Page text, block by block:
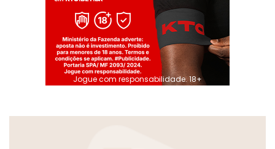
Jogue com responsabilidade. 18+